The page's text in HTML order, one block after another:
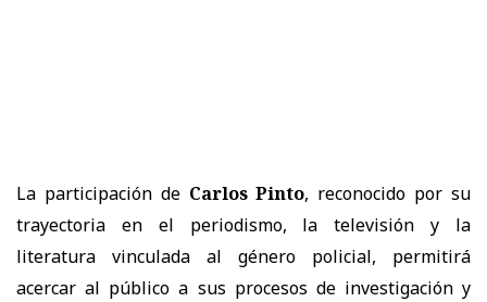
La participación de Carlos Pinto, reconocido por su
trayectoria en el periodismo, la televisión y la
literatura vinculada al género policial, permitirá
acercar al público a sus procesos de investigación y